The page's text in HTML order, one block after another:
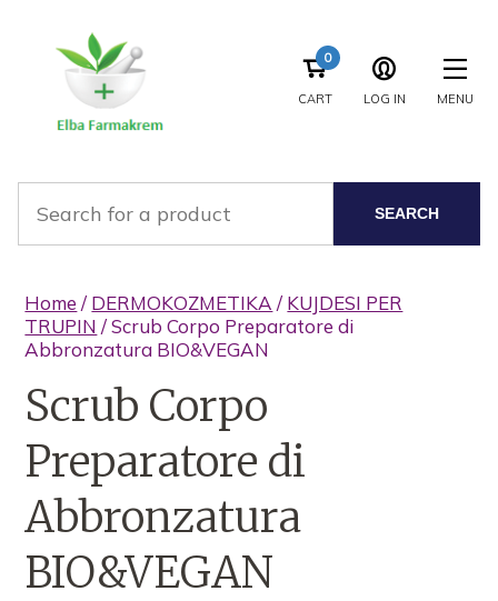
CART
0
LOG IN MENU
SEARCH
Home / DERMOKOZMETIKA / KUJDESI PER
TRUPIN / Scrub Corpo Preparatore di
Abbronzatura BIO&VEGAN
Scrub Corpo
Preparatore di
Abbronzatura
BIO&VEGAN